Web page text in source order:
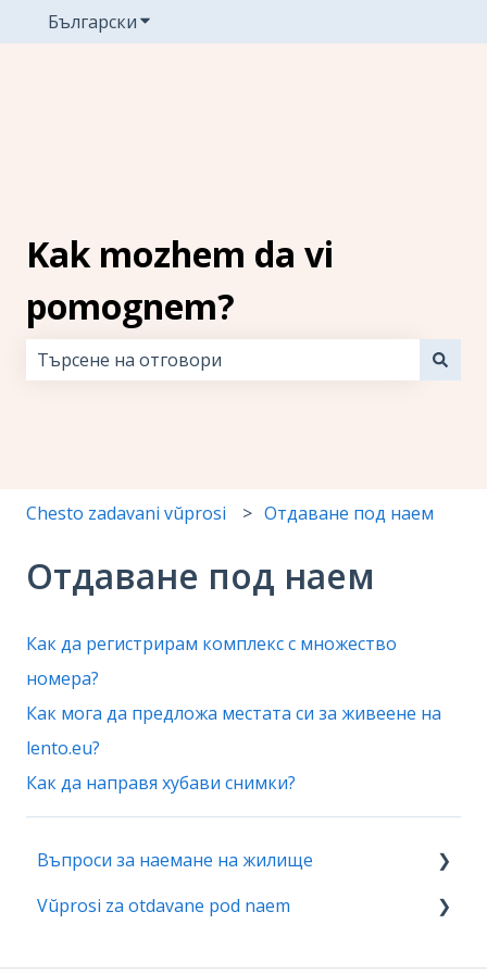
БългарскиПоказване на подменюто за преводите
Kak mozhem da vi
pomognem?
Chesto zadavani vŭprosi Отдаване под наем
Отдаване под наем
Как да регистрирам комплекс с множество
номера?
Как мога да предложа местата си за живеене на
lento.eu?
Как да направя хубави снимки?
Въпроси за наемане на жилище
Регистрация
Vŭprosi za otdavane pod naem